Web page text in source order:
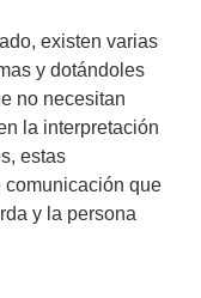
existen varias
y dotándoles
no necesitan
la interpretación
estas
comunicación que
y la persona